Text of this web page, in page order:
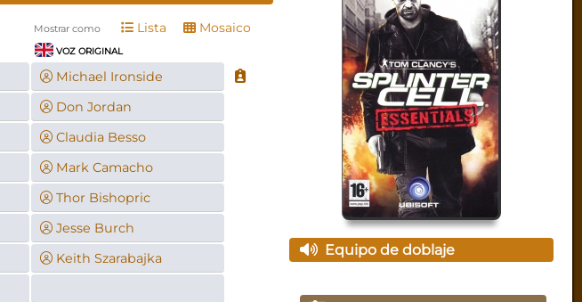
Mostrar como Lista Mosaico
VOZ ORIGINAL
Michael Ironside
Don Jordan
Claudia Besso
Mark Camacho
Thor Bishopric
Jesse Burch
Keith Szarabajka Equipo de doblaje